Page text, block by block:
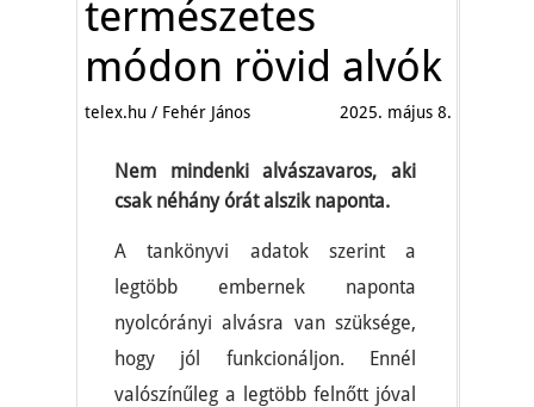
természetes
módon rövid alvók
telex.hu / Fehér János 2025. május 8.
Nem mindenki alvászavaros, aki
csak néhány órát alszik naponta.
A tankönyvi adatok szerint a
legtöbb embernek naponta
nyolcórányi alvásra van szüksége,
hogy jól funkcionáljon. Ennél
valószínűleg a legtöbb felnőtt jóval